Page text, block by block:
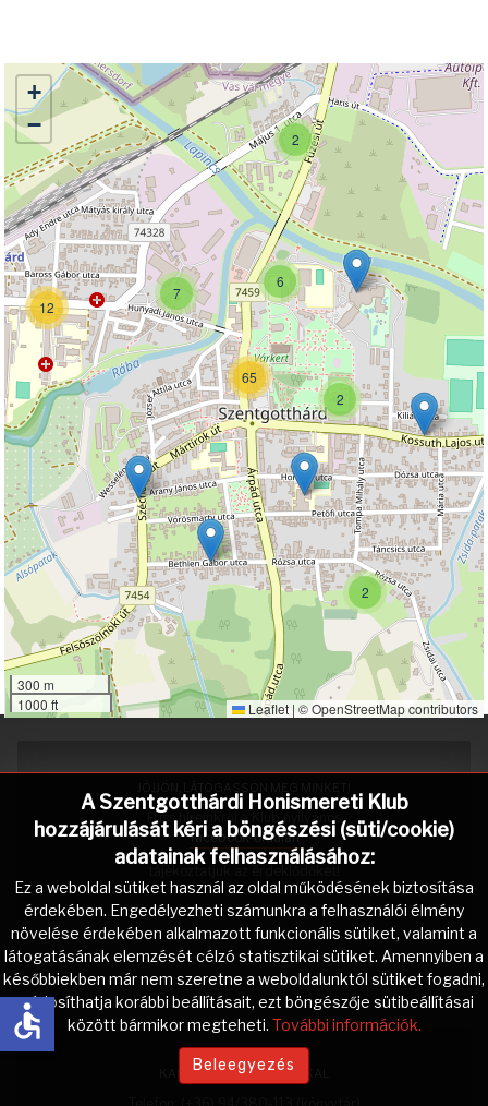
2
6
2
2
65
7
12
+
−
300 m
1000 ft
Leaflet | ©OpenStreetMapcontributors
A Szentgotthárdi Honismereti Klub
hozzájárulását kéri a böngészési (süti/cookie)
adatainak felhasználásához:
Ez a weboldal sütiket használ az oldal működésének biztosítása
érdekében. Engedélyezheti számunkra a felhasználói élmény
növelése érdekében alkalmazott funkcionális sütiket, valamint a
látogatásának elemzését célzó statisztikai sütiket. Amennyiben a
későbbiekben már nem szeretne a weboldalunktól sütiket fogadni,
módosíthatja korábbi beállításait, ezt böngészője sütibeállításai
között bármikor megteheti. További információk.
Beleegyezés
Friss híreinkről a Klub nyilvános
facebook-oldalán
KAPCSOLAT A KLUBUNKKAL
accessible